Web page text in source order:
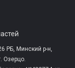
РБ, Минский р-н,
Озерцо.